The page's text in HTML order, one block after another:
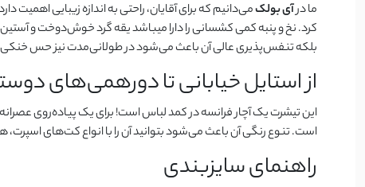
ما درآی بولکمی‌دانیم که برای آقایان، راحتی به اندازه زیبایی
کرد. نخ و پنبه کمی کشسانی را دارا میباشد یقه گرد خوش‌دوخت و
بلکه تنفس‌پذیری عالی آن باعث می‌شود در طولانی‌مدت نیز حس خنکی
از استایل خیابانی تا دورهمی‌های
است. تنوع رنگی آن باعث می‌شود بتوانید آن را با انواع کت‌های
راهنمای سایزبندی